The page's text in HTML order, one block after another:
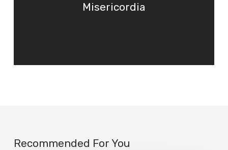
Misericordia
Recommended For You